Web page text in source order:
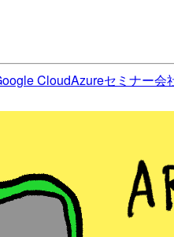
CloudAzureセミナー会